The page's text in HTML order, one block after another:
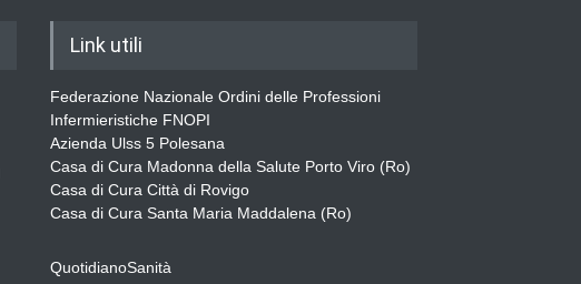
Link utili
Federazione Nazionale Ordini delle Professioni
Infermieristiche FNOPI
Azienda Ulss 5 Polesana
Casa di Cura Madonna della Salute Porto Viro (Ro)
Casa di Cura Città di Rovigo
Casa di Cura Santa Maria Maddalena (Ro)
QuotidianoSanità